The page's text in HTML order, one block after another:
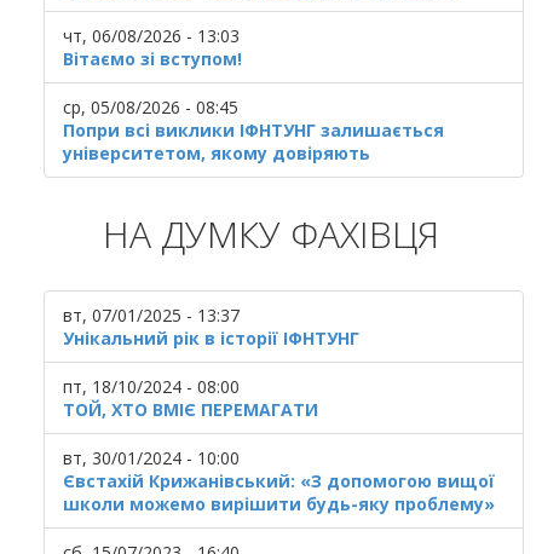
чт, 06/08/2026 - 13:03
Вітаємо зі вступом!
ср, 05/08/2026 - 08:45
Попри всі виклики ІФНТУНГ залишається
університетом, якому довіряють
НА ДУМКУ ФАХІВЦЯ
вт, 07/01/2025 - 13:37
Унікальний рік в історії ІФНТУНГ
пт, 18/10/2024 - 08:00
ТОЙ, ХТО ВМІЄ ПЕРЕМАГАТИ
вт, 30/01/2024 - 10:00
Євстахій Крижанівський: «З допомогою вищої
школи можемо вирішити будь-яку проблему»